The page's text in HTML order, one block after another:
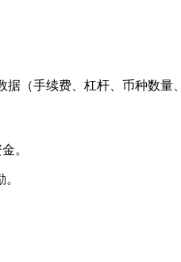
（手续费、杠杆、币种数量
。